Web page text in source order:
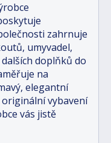
zahrnuje
umyvadel,
doplňků do
na
elegantní
vybavení
vás jistě